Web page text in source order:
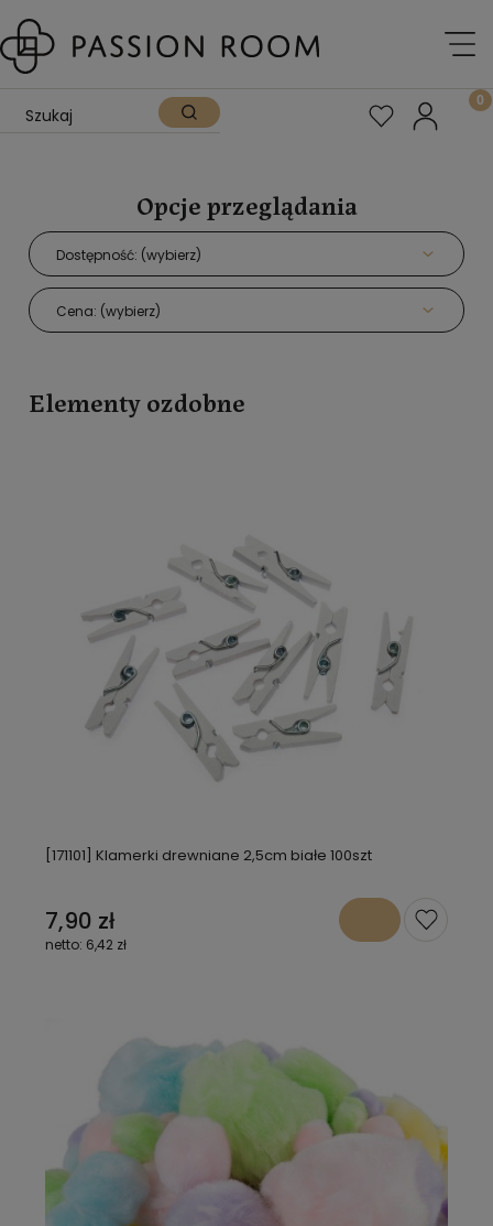
Opcje przeglądania
Dostępność: (wybierz)
Cena: (wybierz)
Elementy ozdobne
[171101] Klamerki drewniane 2,5cm białe 100szt
7,90 zł
6,42 zł